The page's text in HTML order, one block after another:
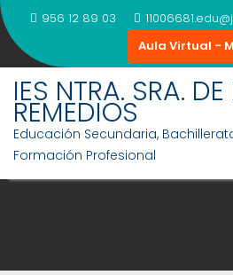
Saltar
al
contenido
956 12 89 03
Aula Virtual -
IES NTRA. SRA. DE
REMEDIOS
Educación Secundaria,
Formación Profesional